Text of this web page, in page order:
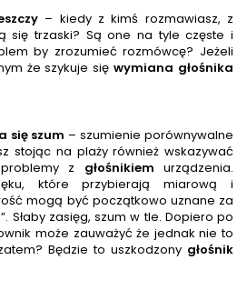
– kiedy z kimś rozmawiasz, z
się trzaski? Są one na tyle częste i
by zrozumieć rozmówcę? Jeżeli
że szykuje sięwymiana głośnika
się szum – szumienie porównywalne
stojąc na plaży również wskazywać
z głośnikiem urządzenia.
które przybierają miarową i
mogą być początkowo uznane za
Słaby zasięg, szum w tle. Dopiero po
może zauważyć że jednak nie to
Będzie to uszkodzony głośnik